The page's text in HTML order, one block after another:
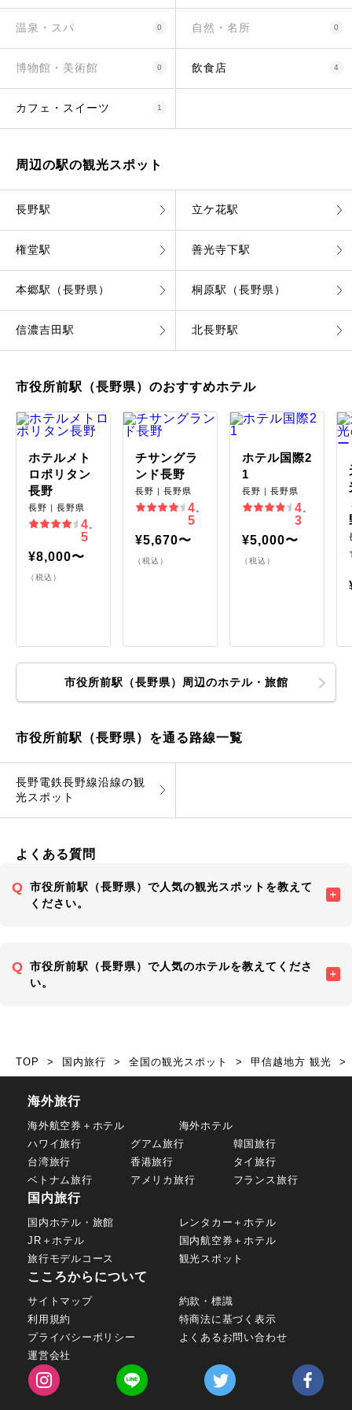
温泉・スパ 0 自然・名所 0
博物館・美術館 0 飲食店 4
カフェ・スイーツ 1
周辺の駅の観光スポット
長野駅 立ケ花駅
権堂駅 善光寺下駅
本郷駅（長野県） 桐原駅（長野県）
信濃吉田駅 北長野駅
市役所前駅（長野県）のおすすめホテル
ホテルメト
ロポリタン
長野
長野｜長野県
4.
5
¥8,000〜
（税込）
チサングラ
ンド長野
長野｜長野県
4.
5
¥5,670〜
（税込）
ホテル国際2
1
長野｜長野県
4.
3
¥5,000〜
（税込）
市役所前駅（長野県）周辺のホテル・旅館
市役所前駅（長野県）を通る路線一覧
長野電鉄長野線沿線の観
光スポット
よくある質問
市役所前駅（長野県）で人気の観光スポットを教えて
ください。
市役所前駅（長野県）で人気のホテルを教えてくださ
い。
TOP 国内旅行 全国の観光スポット 甲信越地方 観光
海外旅行
海外航空券＋ホテル
海外ホテル
ハワイ旅行
グアム旅行
韓国旅行
台湾旅行
香港旅行
タイ旅行
ベトナム旅行
アメリカ旅行 フランス旅行
国内旅行
国内ホテル・旅館
レンタカー＋ホテル
JR＋ホテル
国内航空券＋ホテル
旅行モデルコース
観光スポット
こころからについて
サイトマップ
約款・標識
利用規約
特商法に基づく表示
プライバシーポリシー
よくあるお問い合わせ
運営会社